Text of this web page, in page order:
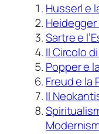
Husserl e
Heidegger
Sartre e
Il Circolo
Popper e
Freud e la
Il